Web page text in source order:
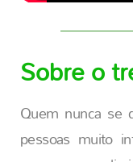
Sobre o
Quem nunca se
pessoas muito